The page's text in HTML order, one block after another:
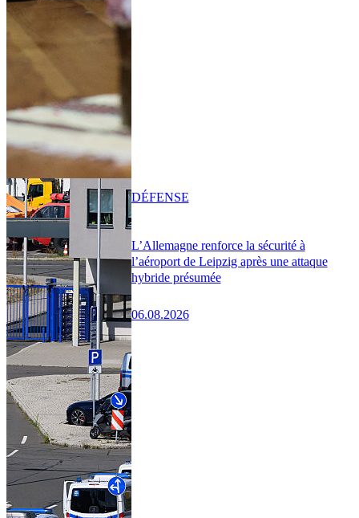
L’Allemagne renforce la sécurité à
l’aéroport de Leipzig après une attaque
hybride présumée
06.08.2026
DÉFENSE